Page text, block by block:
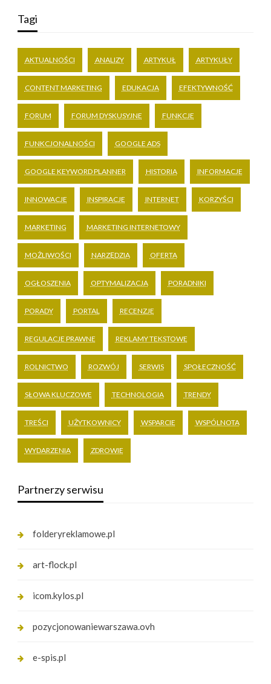
Tagi
AKTUALNOŚCI ANALIZY ARTYKUŁ ARTYKUŁY
CONTENT MARKETING EDUKACJA EFEKTYWNOŚĆ
FORUM FORUM DYSKUSYJNE FUNKCJE
FUNKCJONALNOŚCI GOOGLE ADS
GOOGLE KEYWORD PLANNER HISTORIA INFORMACJE
INNOWACJE INSPIRACJE INTERNET KORZYŚCI
MARKETING MARKETING INTERNETOWY
MOŻLIWOŚCI NARZĘDZIA OFERTA
OGŁOSZENIA OPTYMALIZACJA PORADNIKI
PORADY PORTAL RECENZJE
REGULACJE PRAWNE REKLAMY TEKSTOWE
ROLNICTWO ROZWÓJ SERWIS SPOŁECZNOŚĆ
SŁOWA KLUCZOWE TECHNOLOGIA TRENDY
TREŚCI UŻYTKOWNICY WSPARCIE WSPÓLNOTA
WYDARZENIA ZDROWIE
Partnerzy serwisu
folderyreklamowe.pl
art-flock.pl
icom.kylos.pl
pozycjonowaniewarszawa.ovh
e-spis.pl